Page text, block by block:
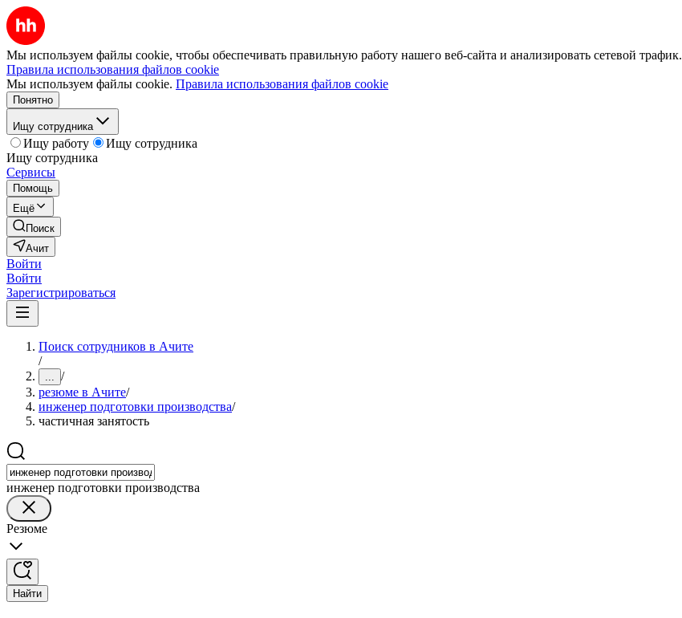
Мы используем файлы cookie, чтобы обеспечивать правильную работу нашего веб-сайта и анализировать сетевой трафик.
Правила использования файлов cookie
Мы используем файлы cookie. Правила использования файлов cookie
Понятно
Ищу сотрудника
Ищу работу
Ищу сотрудника
Ищу сотрудника
Сервисы
Помощь
Ещё
Поиск
Ачит
Войти
Войти
Зарегистрироваться
Поиск сотрудников в Ачите
/
... /
резюме в Ачите/
инженер подготовки производства/
частичная занятость
инженер подготовки производства
Резюме
Найти